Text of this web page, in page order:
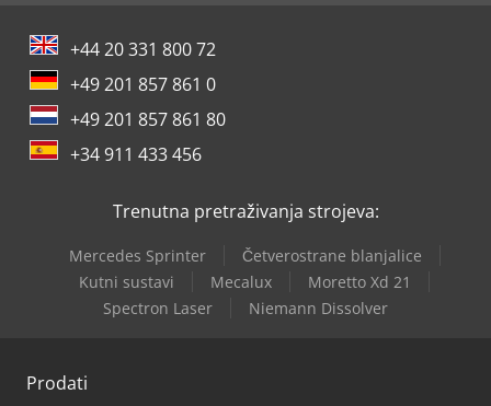
+44 20 331 800 72
+49 201 857 861 0
+49 201 857 861 80
+34 911 433 456
Trenutna pretraživanja strojeva:
Mercedes Sprinter
Četverostrane blanjalice
Kutni sustavi
Mecalux
Moretto Xd 21
Spectron Laser
Niemann Dissolver
Prodati